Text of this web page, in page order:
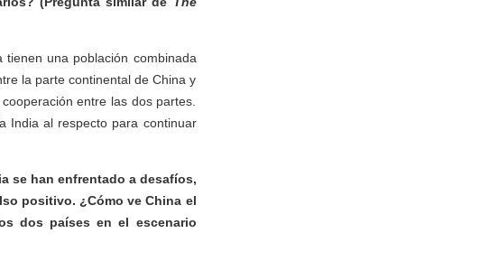
una población combinada
la parte continental de China y
entre las dos partes.
India al respecto para continuar
se han enfrentado a desafíos,
positivo. ¿Cómo ve China el
dos países en el escenario